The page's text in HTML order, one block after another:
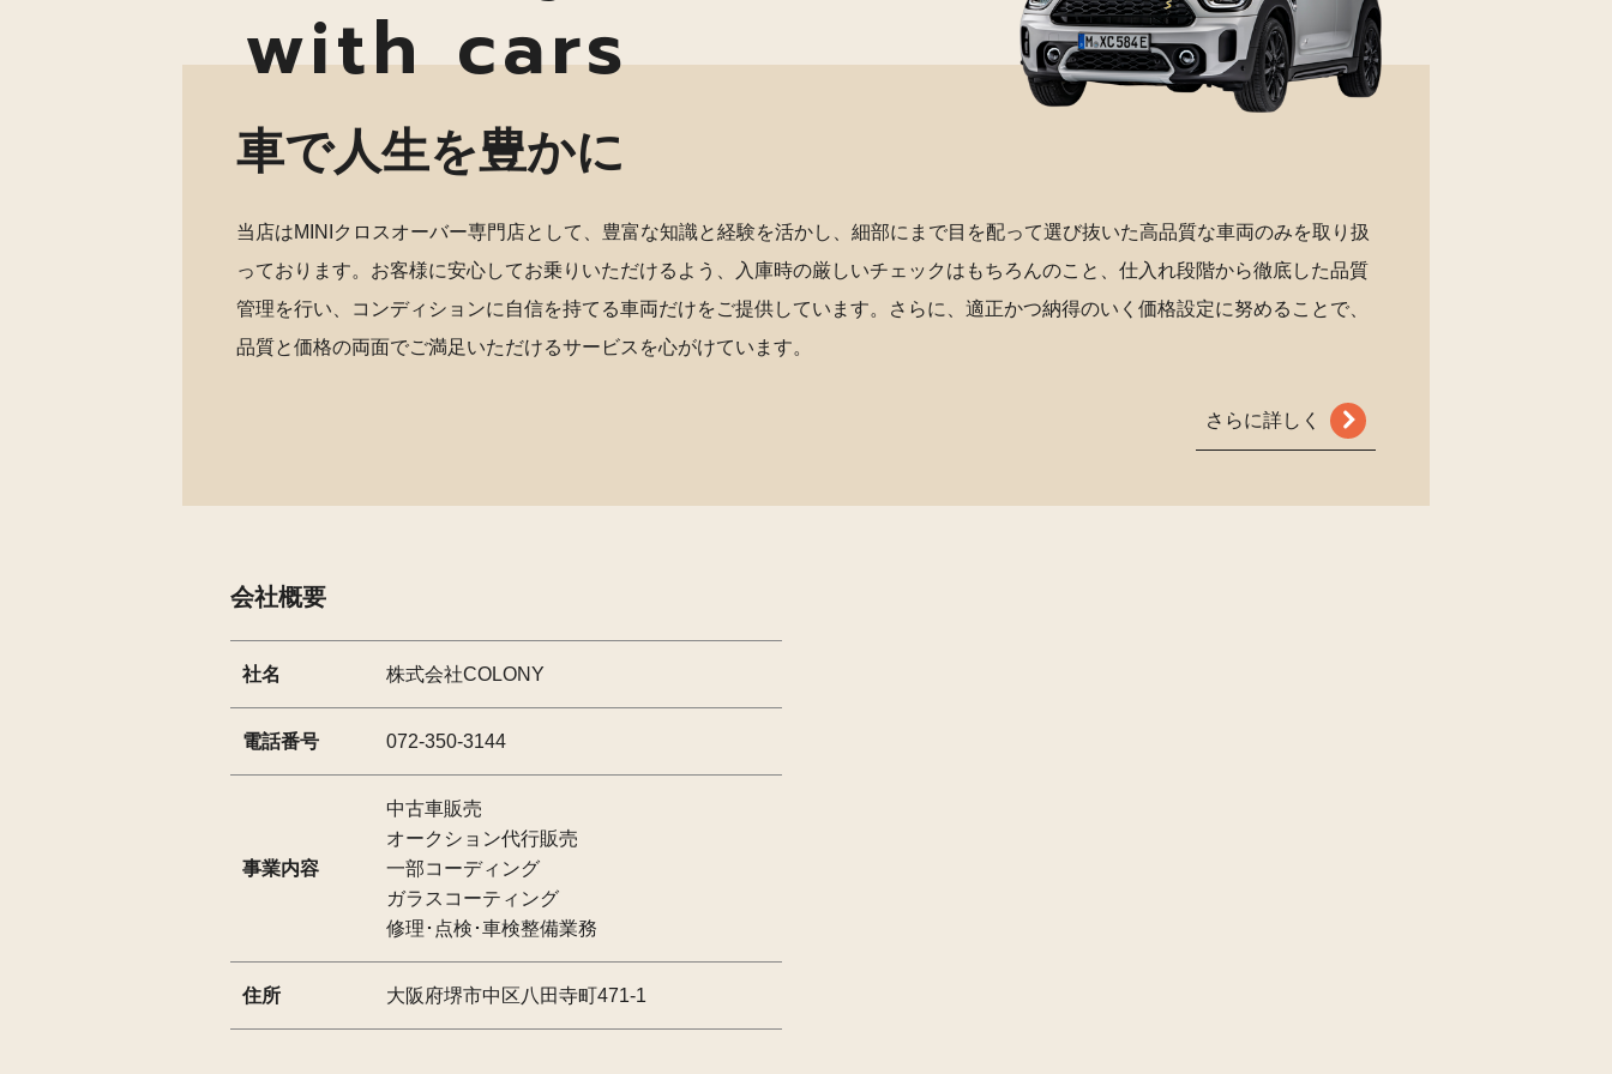
with cars
車で人生を豊かに
当店はMINIクロスオーバー専門店として、豊富な知識と経験を活かし、細部にまで目を配って選び抜いた高品質な車両のみを取り扱
っております。お客様に安心してお乗りいただけるよう、入庫時の厳しいチェックはもちろんのこと、仕入れ段階から徹底した品質
管理を行い、コンディションに自信を持てる車両だけをご提供しています。さらに、適正かつ納得のいく価格設定に努めることで、
品質と価格の両面でご満足いただけるサービスを心がけています。
さらに詳しく
会社概要
社名 株式会社COLONY
電話番号 072-350-3144
事業内容
中古車販売
オークション代行販売
一部コーディング
ガラスコーティング
修理･点検･車検整備業務
住所 大阪府堺市中区八田寺町471-1